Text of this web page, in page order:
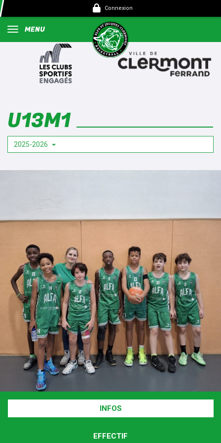
Connexion
MENU
U13M1
2025-2026
INFOS
EFFECTIF
Panneau de gestion des cookies